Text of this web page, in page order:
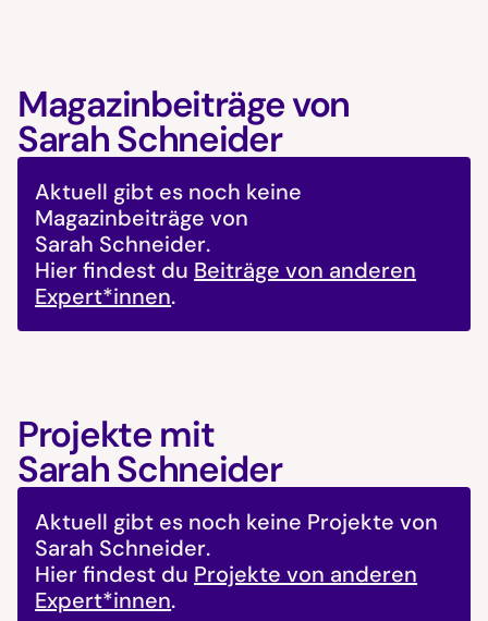
Magazinbeiträge von
Sarah Schneider
Aktuell gibt es noch keine
Magazinbeiträge von
Sarah Schneider.
Hier findest du Beiträge von anderen
Expert*innen.
Projekte mit
Sarah Schneider
Aktuell gibt es noch keine Projekte von
Sarah Schneider.
Hier findest du Projekte von anderen
Expert*innen.